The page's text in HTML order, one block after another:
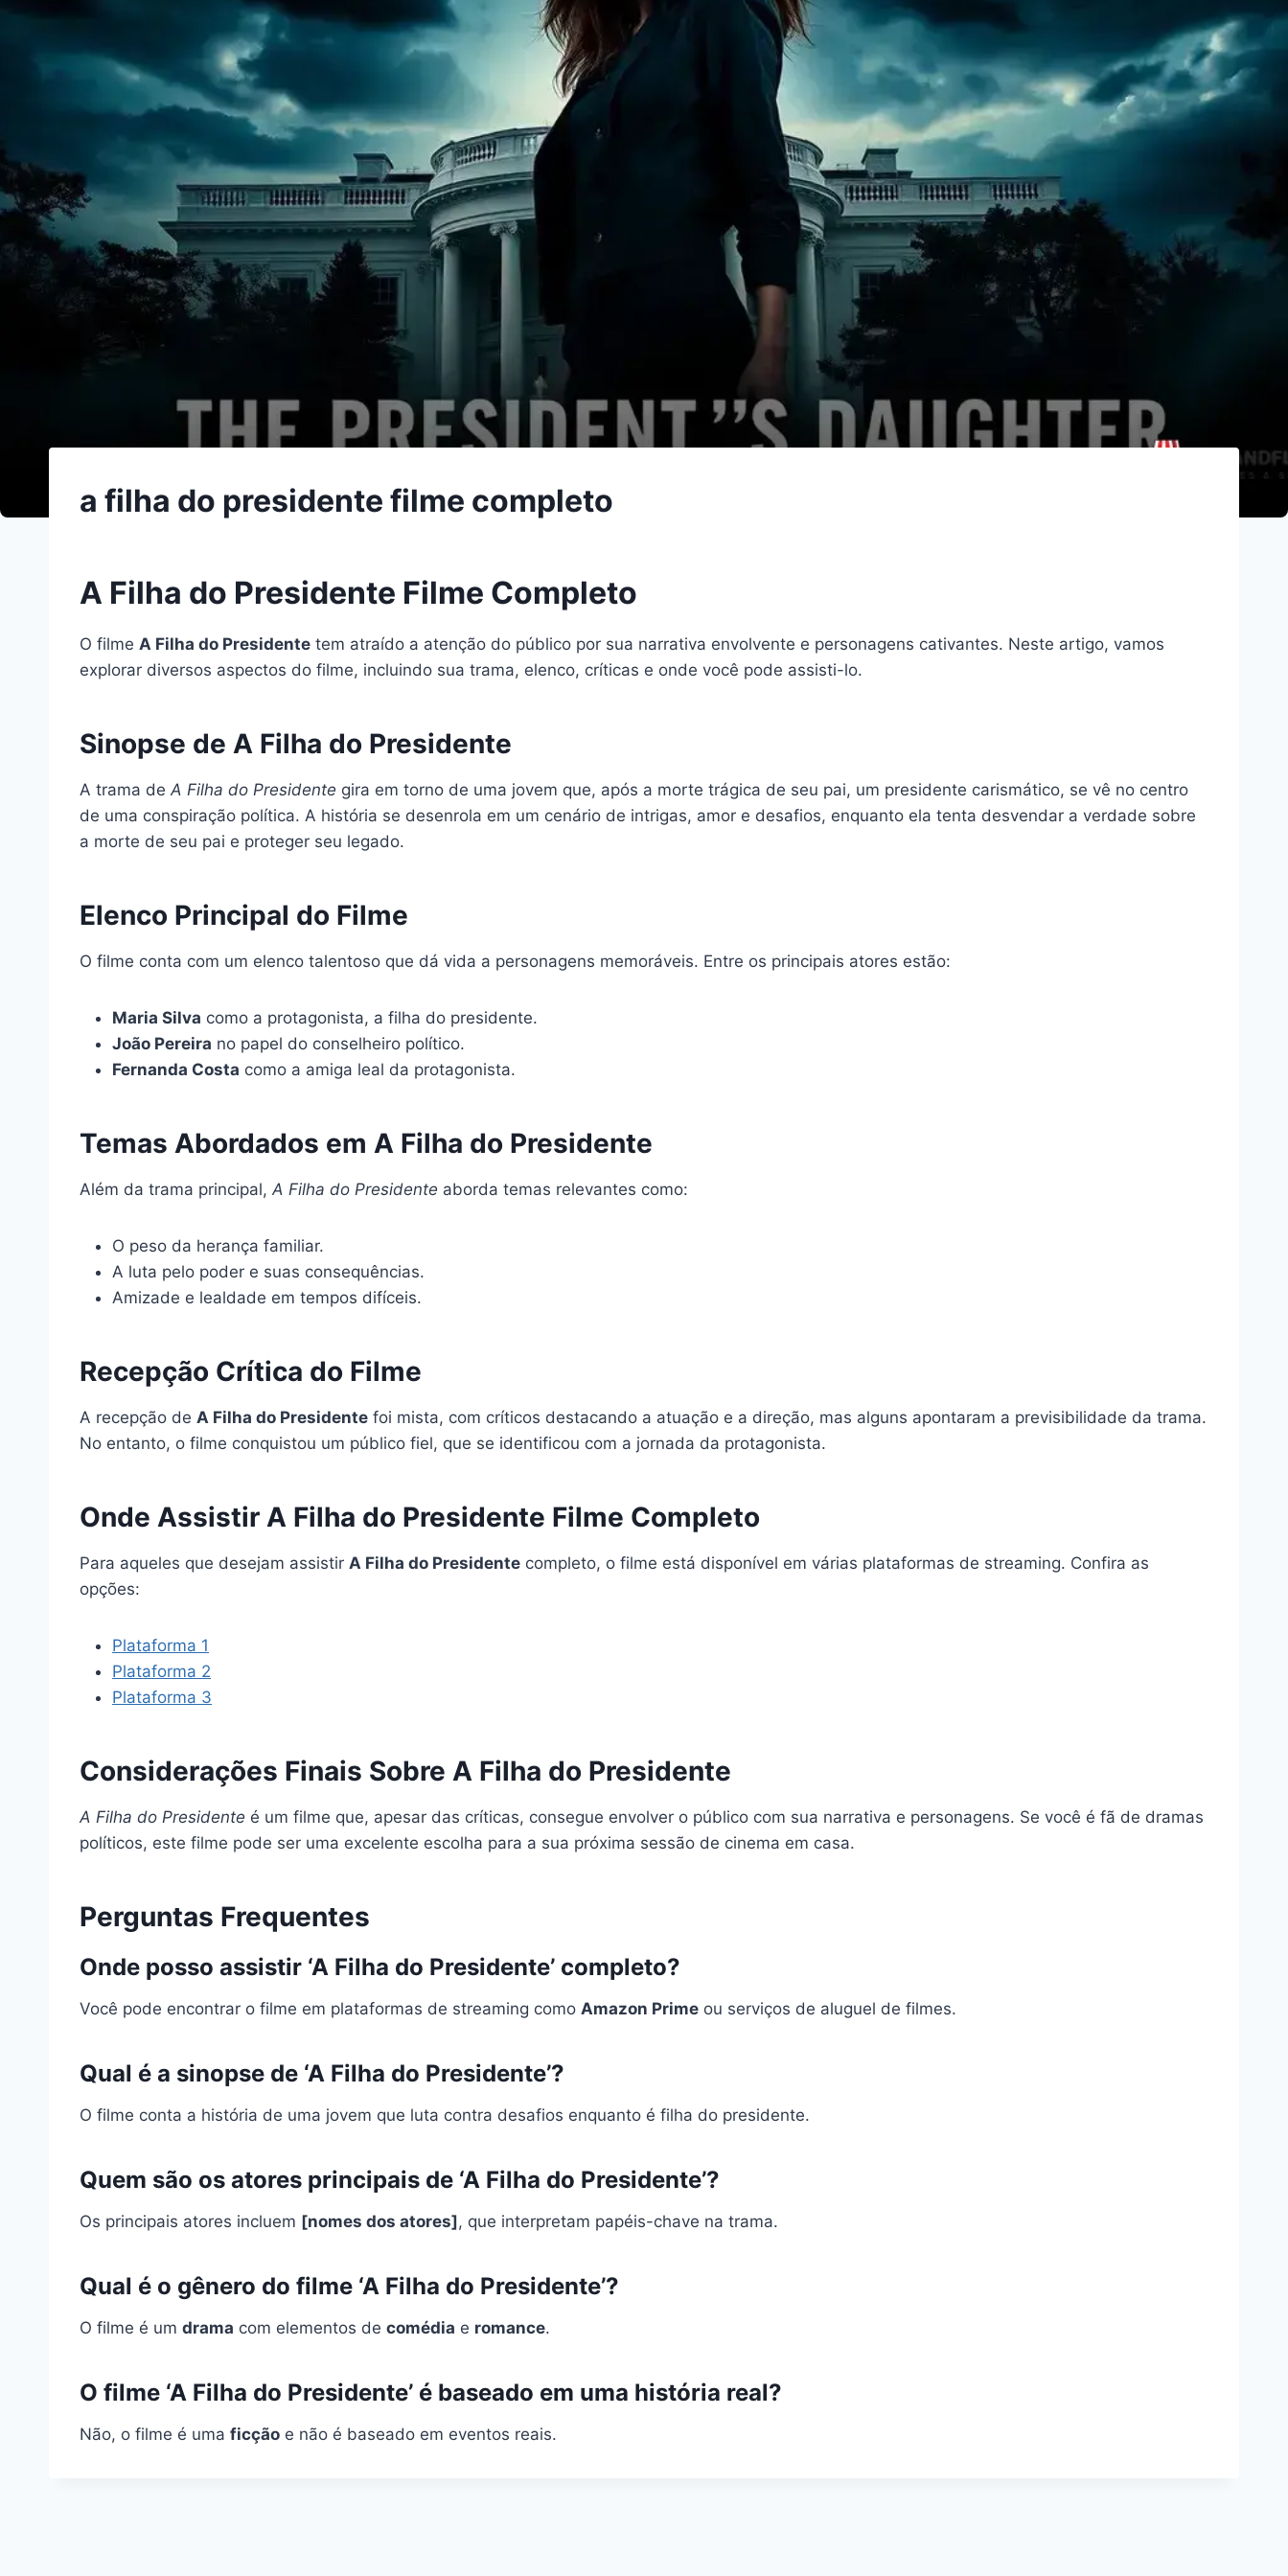
a filha do presidente filme completo
A Filha do Presidente Filme Completo
O filme A Filha do Presidente tem atraído a atenção do público por sua narrativa envolvente e personagens cativantes. Neste artigo, vamos
explorar diversos aspectos do filme, incluindo sua trama, elenco, críticas e onde você pode assisti-lo.
Sinopse de A Filha do Presidente
A trama de A Filha do Presidente gira em torno de uma jovem que, após a morte trágica de seu pai, um presidente carismático, se vê no centro
de uma conspiração política. A história se desenrola em um cenário de intrigas, amor e desafios, enquanto ela tenta desvendar a verdade sobre
a morte de seu pai e proteger seu legado.
Elenco Principal do Filme
O filme conta com um elenco talentoso que dá vida a personagens memoráveis. Entre os principais atores estão:
Maria Silva como a protagonista, a filha do presidente.
João Pereira no papel do conselheiro político.
Fernanda Costa como a amiga leal da protagonista.
Temas Abordados em A Filha do Presidente
Além da trama principal, A Filha do Presidente aborda temas relevantes como:
O peso da herança familiar.
A luta pelo poder e suas consequências.
Amizade e lealdade em tempos difíceis.
Recepção Crítica do Filme
A recepção de A Filha do Presidente foi mista, com críticos destacando a atuação e a direção, mas alguns apontaram a previsibilidade da trama.
No entanto, o filme conquistou um público fiel, que se identificou com a jornada da protagonista.
Onde Assistir A Filha do Presidente Filme Completo
Para aqueles que desejam assistir A Filha do Presidente completo, o filme está disponível em várias plataformas de streaming. Confira as
opções:
Plataforma 1
Plataforma 2
Plataforma 3
Considerações Finais Sobre A Filha do Presidente
A Filha do Presidente é um filme que, apesar das críticas, consegue envolver o público com sua narrativa e personagens. Se você é fã de dramas
políticos, este filme pode ser uma excelente escolha para a sua próxima sessão de cinema em casa.
Perguntas Frequentes
Onde posso assistir ‘A Filha do Presidente’ completo?
Você pode encontrar o filme em plataformas de streaming como Amazon Prime ou serviços de aluguel de filmes.
Qual é a sinopse de ‘A Filha do Presidente’?
O filme conta a história de uma jovem que luta contra desafios enquanto é filha do presidente.
Quem são os atores principais de ‘A Filha do Presidente’?
Os principais atores incluem [nomes dos atores], que interpretam papéis-chave na trama.
Qual é o gênero do filme ‘A Filha do Presidente’?
O filme é um drama com elementos de comédia e romance.
O filme ‘A Filha do Presidente’ é baseado em uma história real?
Não, o filme é uma ficção e não é baseado em eventos reais.